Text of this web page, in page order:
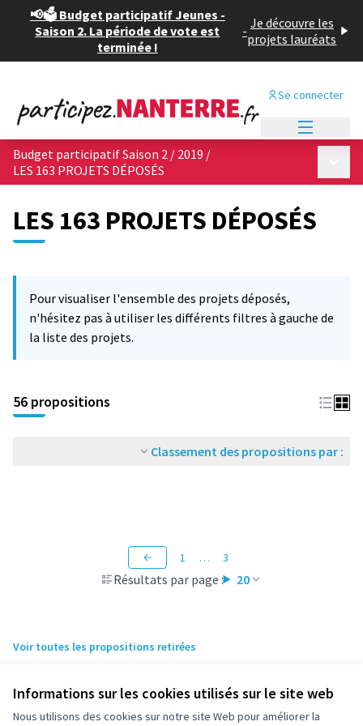
Informations sur les cookies utilisés sur le site web
Nous utilisons des cookies sur notre site Web pour améliorer la
📢🗳️ Budget participatif Jeunes -
Saison 2. La période de vote est
terminée !
- Je découvre les
projets lauréats
Se connecter
Budget participatif Saison 2 / 2019 /
LES 163 PROJETS DÉPOSÉS
LES 163 PROJETS DÉPOSÉS
Passer la carte
−
Pour visualiser l'ensemble des projets déposés,
n'hésitez pas à utiliser les différents filtres à gauche de
la liste des projets.
56 propositions
Classement des propositions par :
Résultats par page : 20
1 … 3
Voir toutes les propositions retirées